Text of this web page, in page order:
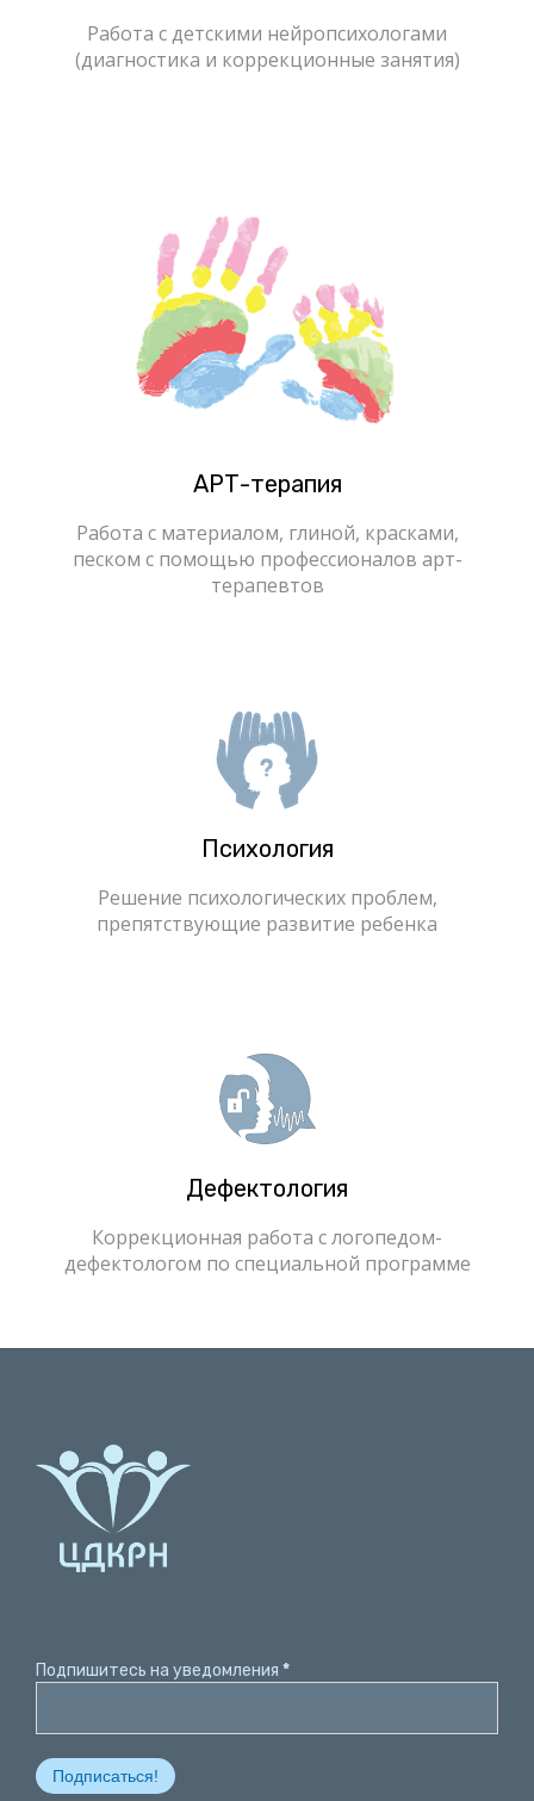
Работа с детскими нейропсихологами
(диагностика и коррекционные занятия)
АРТ-терапия
Работа с материалом, глиной, красками,
песком с помощью профессионалов арт-
терапевтов
Психология
Решение психологических проблем,
препятствующие развитие ребенка
Дефектология
Коррекционная работа с логопедом-
дефектологом по специальной программе
Подпишитесь на уведомления *